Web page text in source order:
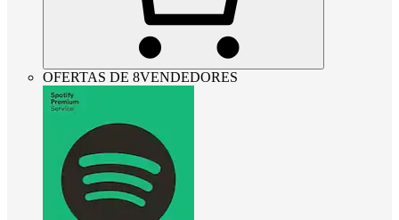
OFERTAS DE 8VENDEDORES